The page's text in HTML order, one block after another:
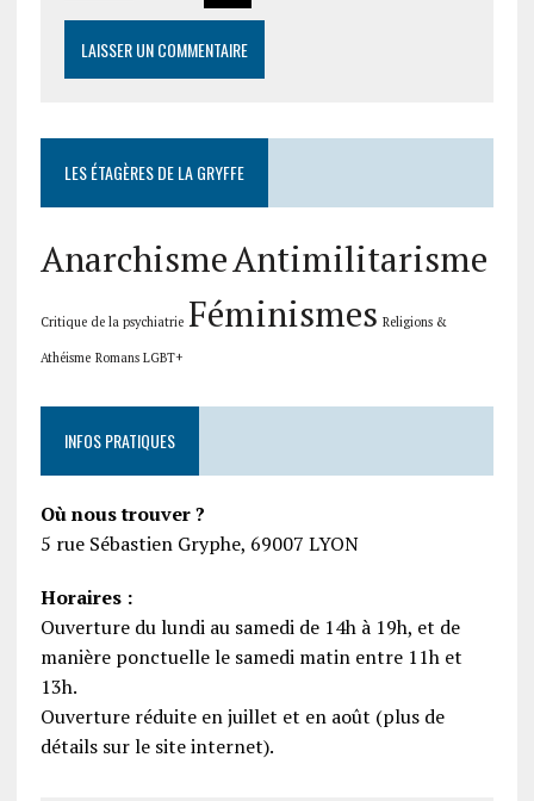
LES ÉTAGÈRES DE LA GRYFFE
AnarchismeAntimilitarisme
Critique de la psychiatrie Féminismes Religions &
Athéisme Romans LGBT+
INFOS PRATIQUES
Où nous trouver ?
5 rue Sébastien Gryphe, 69007 LYON
Horaires :
Ouverture du lundi au samedi de 14h à 19h, et de
manière ponctuelle le samedi matin entre 11h et
13h.
Ouverture réduite en juillet et en août (plus de
détails sur le site internet).